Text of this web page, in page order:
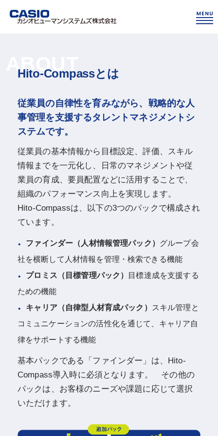
お問い合わせ
ABOUT
Hito-Compassとは
従業員の自律性を育みながら、 戦略的な人
事管理を支援するタレントマネジメントシ
ステムです。
従業員の基本情報から目標設定、評価、スキル
情報までを一元化し、日常のマネジメントや従
業員の育成、要員配置などに活用することで、
組織のパフォーマンス向上を実現します。
Hito-Compassは、以下の3つのパックで構成され
ています。
ファインダー（人材情報管理パック） グループ会
社を横断して人材情報を管理・検索できる機能
プロミス（目標管理パック）
目標達成を支援する
ための機能
キャリア（自律型人材育成パック）
スキル管理と
コミュニケーションの活性化を通じて、キャリア自
律をサポートする機能
基本パックである「ファインダー」は、Hito-
Compass導入時に必須となります。 その他の
パックは、お客様のニーズや課題に応じて選択
いただけます。